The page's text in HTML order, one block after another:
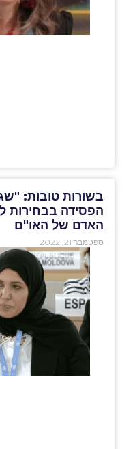
בשורות טובות:
הפסידה בבחירות
האדם של האו"ם
ספטמבר 21, 2022